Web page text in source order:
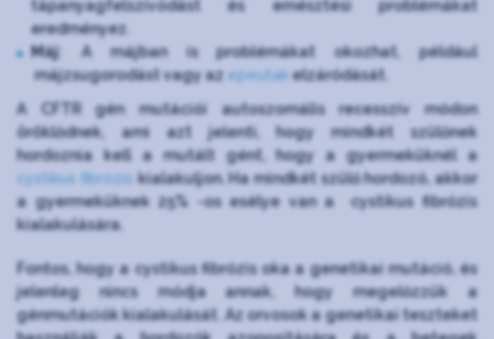
tápanyagfelszívódást és emésztési problémákat
eredményez.
Máj: A májban is problémákat okozhat, például
májzsugorodást vagy az epeutakelzáródását.
A CFTR gén mutációi autoszomális recesszív módon
öröklődnek, ami azt jelenti, hogy mindkét szülőnek
hordoznia kell a mutált gént, hogy a gyermeküknél a
cystikus fibrózis kialakuljon. Ha mindkét szülő hordozó, akkor
a gyermeküknek 25% -os esélye van a cystikus fibrózis
kialakulására.
Fontos, hogy a cystikus fibrózis oka a genetikai mutáció, és
jelenleg nincs módja annak, hogy megelőzzük a
génmutációk kialakulását. Az orvosok a genetikai teszteket